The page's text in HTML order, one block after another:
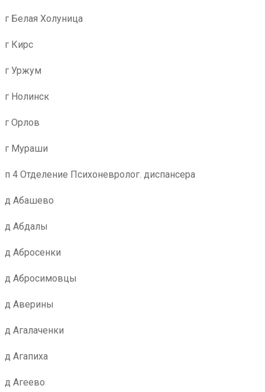
г Белая Холуница
г Кирс
г Уржум
г Нолинск
г Орлов
г Мураши
п 4 Отделение Психоневролог. диспансера
д Абашево
д Абдалы
д Абросенки
д Абросимовцы
д Аверины
д Агалаченки
д Агапиха
д Агеево